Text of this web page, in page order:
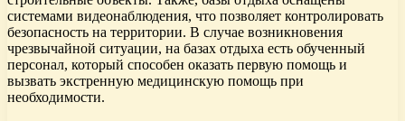
системами видеонаблюдения, что позволяет контролировать
безопасность на территории. В случае возникновения
чрезвычайной ситуации, на базах отдыха есть обученный
персонал, который способен оказать первую помощь и
вызвать экстренную медицинскую помощь при
необходимости.